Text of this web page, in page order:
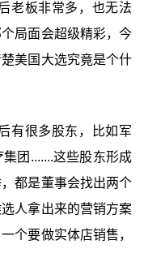
老板非常多，也无法
局面会超级精彩，今
美国大选究竟是个什
有很多股东，比如军
团.......这些股东形成
都是董事会找出两个
人拿出来的营销方案
个要做实体店销售，